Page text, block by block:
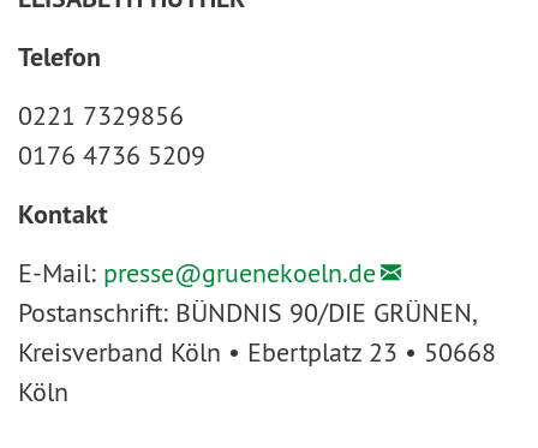
Telefon
0221 7329856
0176 4736 5209
Kontakt
E-Mail: presse@gruenekoeln.de
Postanschrift: BÜNDNIS 90/DIE GRÜNEN,
Kreisverband Köln • Ebertplatz 23 • 50668
Köln